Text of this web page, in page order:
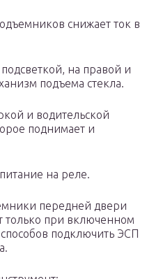
снижает ток в
на правой и
подъема стекла.
и водительской
поднимает и
на реле.
передней двери
при включенном
подключить ЭСП